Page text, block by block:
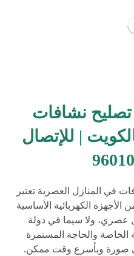
نشافات
| للإتصال
في المنازل العصرية تعتبر
الكهربائية الأساسية
عصري، ولا سيما في دولة
الخاصة والحاجة المستمرة
صورة وبأسرع وقت ممكن.